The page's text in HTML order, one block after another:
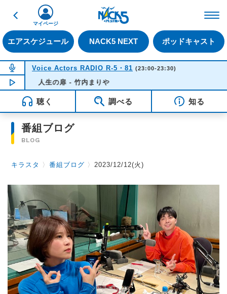
戻る
エアスケジュール NACK5 NEXT ポッドキャスト
マイページ
NOW ON AIR
Voice Actors RADIO R-5・81 (23:00-23:30)
NOW PLAYING23:15
人生の扉 - 竹内まりや
聴く 調べる 知る
番組ブログ
BLOG
キラスタ 〉番組ブログ 〉2023/12/12(火)